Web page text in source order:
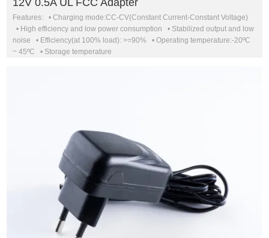
12V 0.5A UL FCC Adapter
Features: • Charging mode:CC-CV(Constant Current-Constant Voltage)
• High efficiency and low power consumption • Stabilized output and low
noise • Efficiency(at 100% load): >=90% • Operating temperature:-20ºC
~ 45ºC • Storage temperature